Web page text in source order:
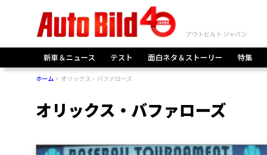
新車＆ニュース テスト 面白ネタ＆ストーリー 特集
ホーム オリックス・バファローズ
オリックス・バファローズ